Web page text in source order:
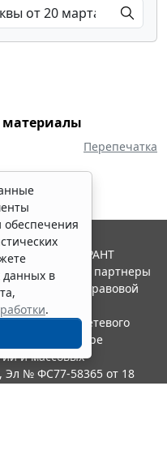
материалы
Перепечатка
данных в
.
Система ГАРАНТ
"Гарант" и ее партнеры
ассоциации правовой
в качестве сетевого
надзору в сфере
и массовых
Эл № ФС77-58365 от 18